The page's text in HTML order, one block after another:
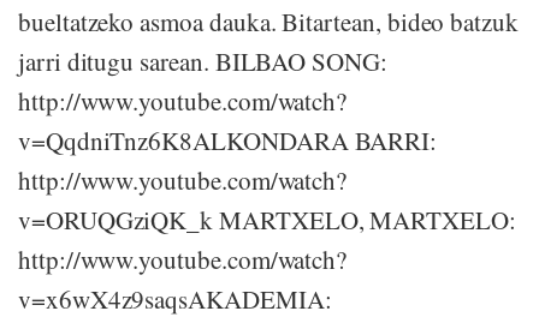
bueltatzeko asmoa dauka. Bitartean, bideo batzuk
jarri ditugu sarean. BILBAO SONG:
http://www.youtube.com/watch?
v=QqdniTnz6K8ALKONDARA BARRI:
http://www.youtube.com/watch?
v=ORUQGziQK_k MARTXELO, MARTXELO:
http://www.youtube.com/watch?
v=x6wX4z9saqsAKADEMIA: